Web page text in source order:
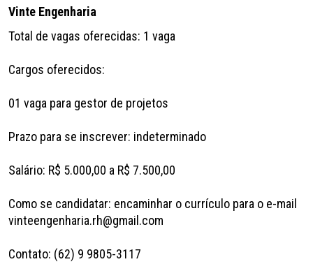
Vinte Engenharia
Total de vagas oferecidas: 1 vaga
Cargos oferecidos:
01 vaga para gestor de projetos
Prazo para se inscrever: indeterminado
Salário: R$ 5.000,00 a R$ 7.500,00
Como se candidatar: encaminhar o currículo para o e-mail
vinteengenharia.rh@gmail.com
Contato: (62) 9 9805-3117